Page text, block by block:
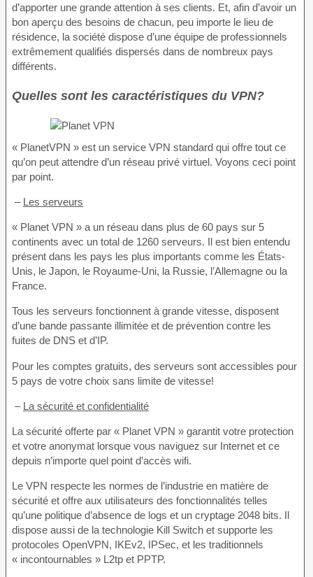
d’apporter une grande attention à ses clients. Et, afin d’avoir un
bon aperçu des besoins de chacun, peu importe le lieu de
résidence, la société dispose d’une équipe de professionnels
extrêmement qualifiés dispersés dans de nombreux pays
différents.
Quelles sont les caractéristiques du VPN?
« PlanetVPN » est un service VPN standard qui offre tout ce
qu’on peut attendre d’un réseau privé virtuel. Voyons ceci point
par point.
– Les serveurs
« Planet VPN » a un réseau dans plus de 60 pays sur 5
continents avec un total de 1260 serveurs. Il est bien entendu
présent dans les pays les plus importants comme les États-
Unis, le Japon, le Royaume-Uni, la Russie, l’Allemagne ou la
France.
Tous les serveurs fonctionnent à grande vitesse, disposent
d’une bande passante illimitée et de prévention contre les
fuites de DNS et d’IP.
Pour les comptes gratuits, des serveurs sont accessibles pour
5 pays de votre choix sans limite de vitesse!
– La sécurité et confidentialité
La sécurité offerte par « Planet VPN » garantit votre protection
et votre anonymat lorsque vous naviguez sur Internet et ce
depuis n’importe quel point d’accès wifi.
Le VPN respecte les normes de l’industrie en matière de
sécurité et offre aux utilisateurs des fonctionnalités telles
qu’une politique d’absence de logs et un cryptage 2048 bits. Il
dispose aussi de la technologie Kill Switch et supporte les
protocoles OpenVPN, IKEv2, IPSec, et les traditionnels
« incontournables » L2tp et PPTP.